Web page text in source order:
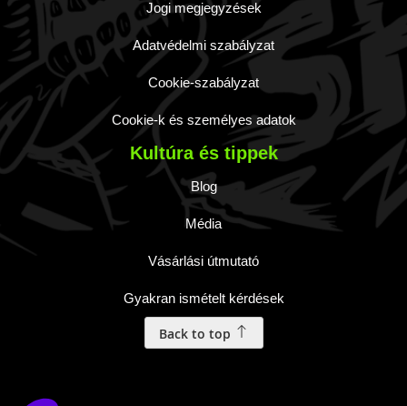
Jogi megjegyzések
Adatvédelmi szabályzat
Cookie-szabályzat
Cookie-k és személyes adatok
Kultúra és tippek
Blog
Média
Vásárlási útmutató
Gyakran ismételt kérdések
Back to top